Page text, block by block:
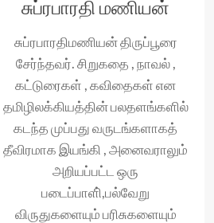
சுப்ரபாரதி மணியன்
சுப்ரபாரதிமணியன் திருப்பூரை
சேர்ந்தவர். சிறுகதை , நாவல் ,
கட்டுரைகள் , கவிதைகள் என
தமிழிலக்கியத்தின் பலதளங்களில்
கடந்த முப்பது வருடங்களாகத்
தீவிரமாக இயங்கி , அனைவராலும்
அறியப்பட்ட ஒரு
படைப்பாளி்,பல்வேறு
விருதுகளையும் பரிசுகளையும்